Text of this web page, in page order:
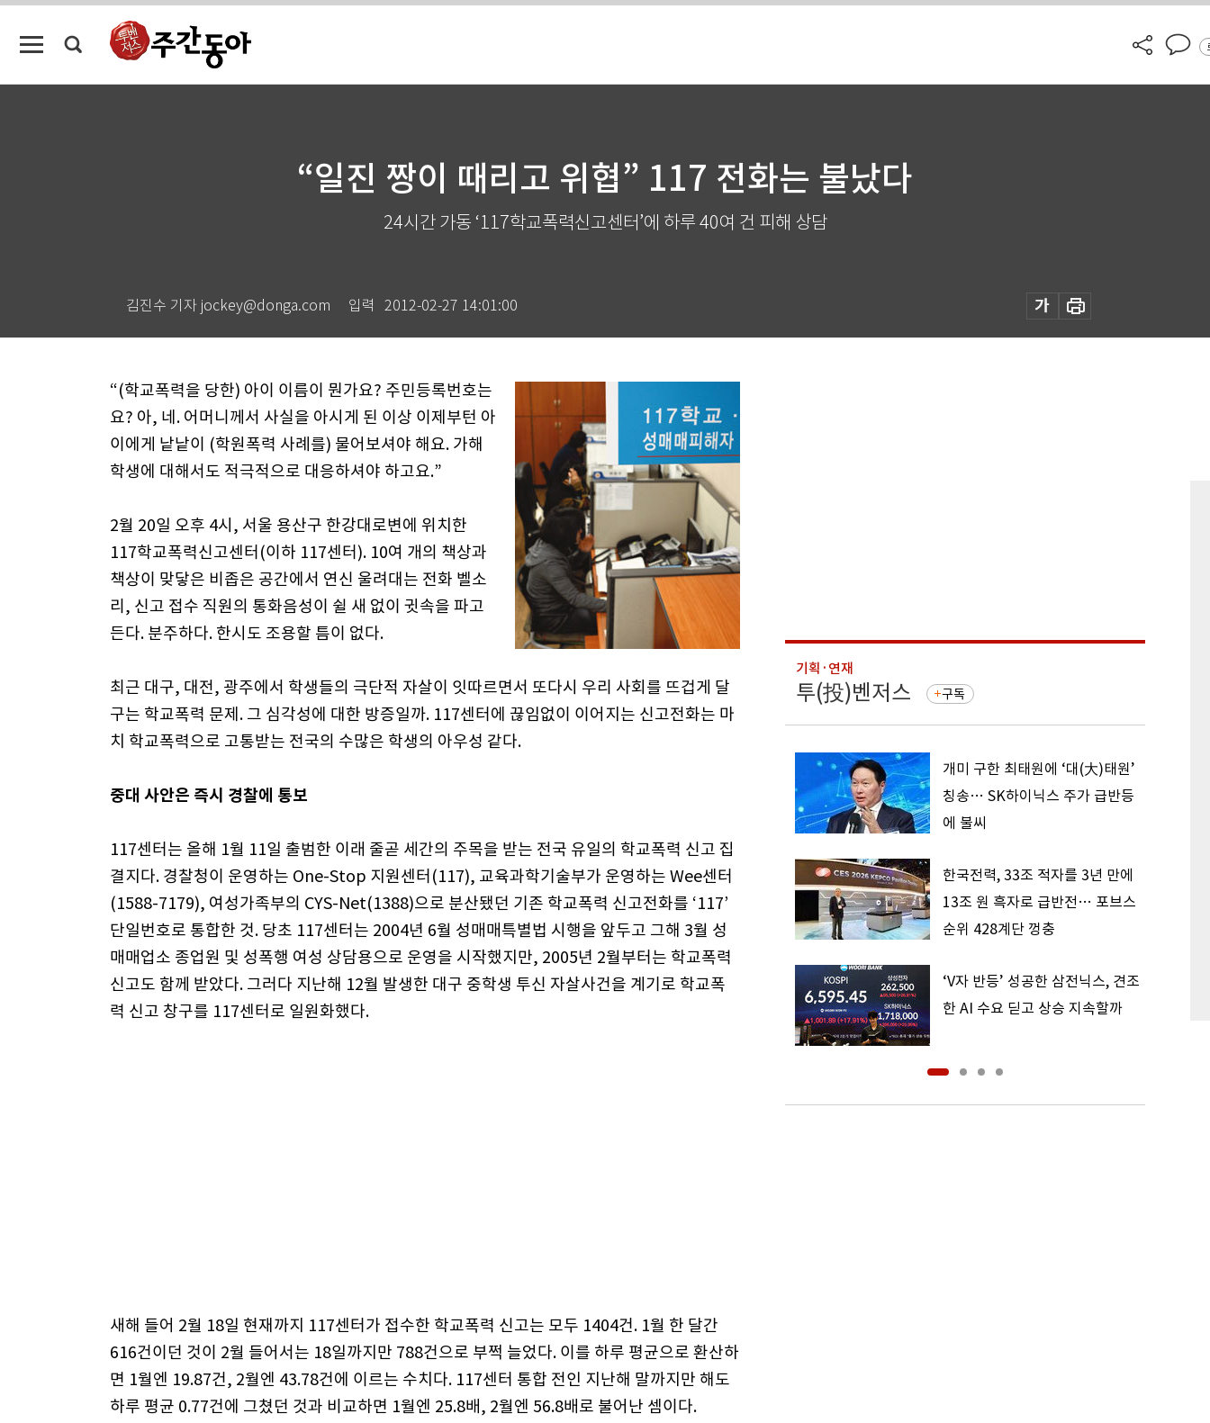
“일진 짱이 때리고 위협” 117 전화는 불났다
24시간 가동 ‘117학교폭력신고센터’에 하루 40여 건 피해 상담
김진수 기자 jockey@donga.com 입력 2012-02-27 14:01:00
“(학교폭력을 당한) 아이 이름이 뭔가요? 주민등록번호는
요? 아, 네. 어머니께서 사실을 아시게 된 이상 이제부턴 아
이에게 낱낱이 (학원폭력 사례를) 물어보셔야 해요. 가해
학생에 대해서도 적극적으로 대응하셔야 하고요.”
2월 20일 오후 4시, 서울 용산구 한강대로변에 위치한
117학교폭력신고센터(이하 117센터). 10여 개의 책상과
책상이 맞닿은 비좁은 공간에서 연신 울려대는 전화 벨소
리, 신고 접수 직원의 통화음성이 쉴 새 없이 귓속을 파고
든다. 분주하다. 한시도 조용할 틈이 없다.
최근 대구, 대전, 광주에서 학생들의 극단적 자살이 잇따르면서 또다시 우리 사회를 뜨겁게 달
구는 학교폭력 문제. 그 심각성에 대한 방증일까. 117센터에 끊임없이 이어지는 신고전화는 마
치 학교폭력으로 고통받는 전국의 수많은 학생의 아우성 같다.
중대 사안은 즉시 경찰에 통보
117센터는 올해 1월 11일 출범한 이래 줄곧 세간의 주목을 받는 전국 유일의 학교폭력 신고 집
결지다. 경찰청이 운영하는 One-Stop 지원센터(117), 교육과학기술부가 운영하는 Wee센터
(1588-7179), 여성가족부의 CYS-Net(1388)으로 분산됐던 기존 학교폭력 신고전화를 ‘117’
단일번호로 통합한 것. 당초 117센터는 2004년 6월 성매매특별법 시행을 앞두고 그해 3월 성
매매업소 종업원 및 성폭행 여성 상담용으로 운영을 시작했지만, 2005년 2월부터는 학교폭력
신고도 함께 받았다. 그러다 지난해 12월 발생한 대구 중학생 투신 자살사건을 계기로 학교폭
력 신고 창구를 117센터로 일원화했다.
새해 들어 2월 18일 현재까지 117센터가 접수한 학교폭력 신고는 모두 1404건. 1월 한 달간
616건이던 것이 2월 들어서는 18일까지만 788건으로 부쩍 늘었다. 이를 하루 평균으로 환산하
면 1월엔 19.87건, 2월엔 43.78건에 이르는 수치다. 117센터 통합 전인 지난해 말까지만 해도
하루 평균 0.77건에 그쳤던 것과 비교하면 1월엔 25.8배, 2월엔 56.8배로 불어난 셈이다.
기획·연재
투(投)벤저스 구독
개미 구한 최태원에 ‘대(大)태원’
칭송… SK하이닉스 주가 급반등
에 불씨
한국전력, 33조 적자를 3년 만에
13조 원 흑자로 급반전… 포브스
순위 428계단 껑충
‘V자 반등’ 성공한 삼전닉스, 견조
한 AI 수요 딛고 상승 지속할까